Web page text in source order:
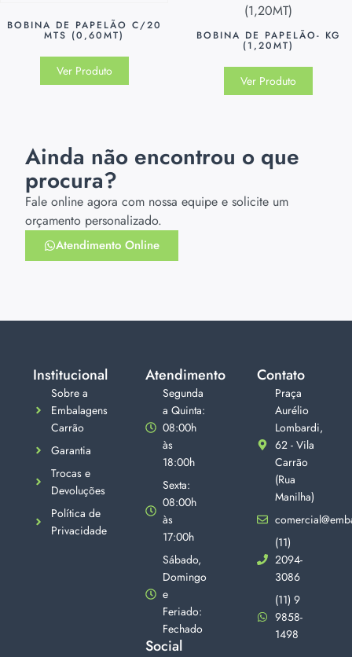
BOBINA DE PAPELÃO C/20
MTS (0,60MT)
Ver Produto
BOBINA DE PAPELÃO- KG
(1,20MT)
Ver Produto
Ainda não encontrou o que
procura?
Fale online agora com nossa equipe e solicite um
orçamento personalizado.
Atendimento Online
Institucional
Sobre a
Embalagens
Carrão
Garantia
Trocas e
Devoluções
Política de
Privacidade
Atendimento
Segunda
a Quinta:
08:00h
às
18:00h
Sexta:
08:00h
às
17:00h
Sábado,
Domingo
e
Feriado:
Fechado
Social
Contato
Praça
Aurélio
Lombardi,
62 - Vila
Carrão
(Rua
Manilha)
(11)
2094-
3086
(11) 9
9858-
1498